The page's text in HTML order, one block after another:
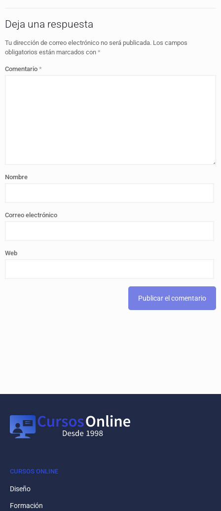
Deja una respuesta
Tu dirección de correo electrónico no será publicada. Los campos
obligatorios están marcados con *
Comentario *
Nombre
Correo electrónico
Web
CURSOS ONLINE
Diseño
Formación